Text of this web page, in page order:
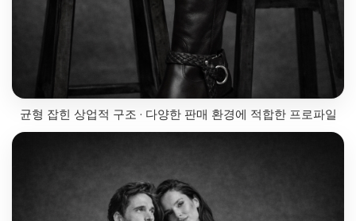
균형 잡힌 상업적 구조 · 다양한 판매 환경에 적합한 프로파일
라인